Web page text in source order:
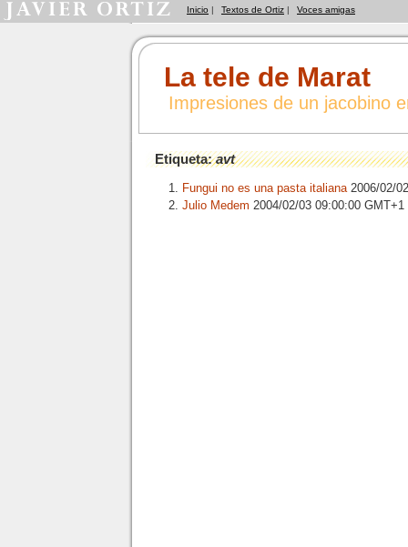
Inicio | Textos de Ortiz | Voces amigas
La tele de Marat
Impresiones de un jacobino
Etiqueta:avt
Fungui no es una pasta italiana2006/02/
Julio Medem 2004/02/03 09:00:00 GMT+1